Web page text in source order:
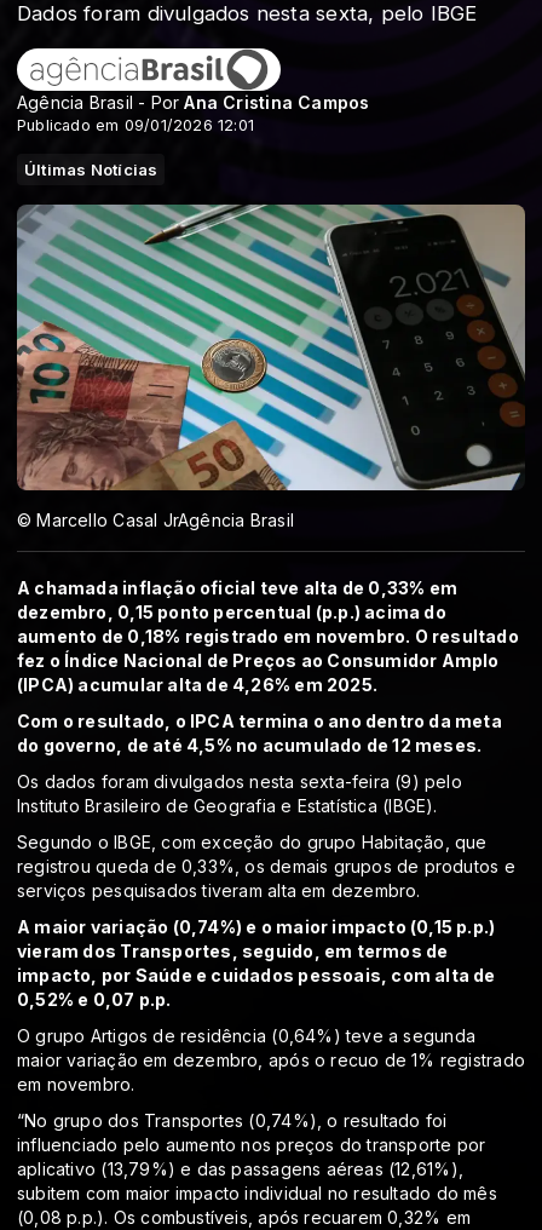
Dados foram divulgados nesta sexta, pelo IBGE
Agência Brasil - PorAna Cristina Campos
Publicado em 09/01/2026 12:01
Últimas Notícias
© Marcello Casal JrAgência Brasil
A chamada inflação oficial teve alta de 0,33% em
dezembro, 0,15 ponto percentual (p.p.) acima do
aumento de 0,18% registrado em novembro. O resultado
fez o Índice Nacional de Preços ao Consumidor Amplo
(IPCA) acumular alta de 4,26% em 2025.
Com o resultado, o IPCA termina o ano dentro da meta
do governo, de até 4,5% no acumulado de 12 meses.
Os dados foram divulgados nesta sexta-feira (9) pelo
Instituto Brasileiro de Geografia e Estatística (IBGE).
Segundo o IBGE, com exceção do grupo Habitação, que
registrou queda de 0,33%, os demais grupos de produtos e
serviços pesquisados tiveram alta em dezembro.
A maior variação (0,74%) e o maior impacto (0,15 p.p.)
vieram dos Transportes, seguido, em termos de
impacto, por Saúde e cuidados pessoais, com alta de
0,52% e 0,07 p.p.
O grupo Artigos de residência (0,64%) teve a segunda
maior variação em dezembro, após o recuo de 1% registrado
em novembro.
“No grupo dos Transportes (0,74%), o resultado foi
influenciado pelo aumento nos preços do transporte por
aplicativo (13,79%) e das passagens aéreas (12,61%),
subitem com maior impacto individual no resultado do mês
(0,08 p.p.). Os combustíveis, após recuarem 0,32% em